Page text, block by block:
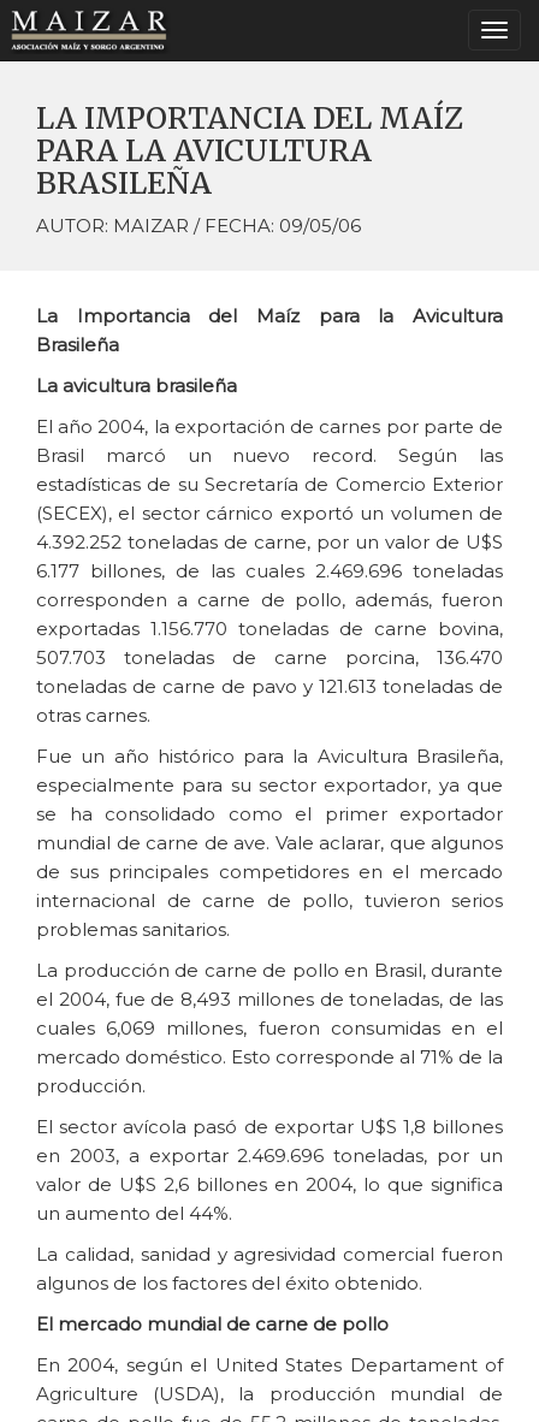
LA IMPORTANCIA DEL MAÍZ
PARA LA AVICULTURA
BRASILEÑA
AUTOR: MAIZAR / FECHA: 09/05/06
La Importancia del Maíz para la Avicultura
Brasileña
La avicultura brasileña
El año 2004, la exportación de carnes por parte de
Brasil marcó un nuevo record. Según las
estadísticas de su Secretaría de Comercio Exterior
(SECEX), el sector cárnico exportó un volumen de
4.392.252 toneladas de carne, por un valor de U$S
6.177 billones, de las cuales 2.469.696 toneladas
corresponden a carne de pollo, además, fueron
exportadas 1.156.770 toneladas de carne bovina,
507.703 toneladas de carne porcina, 136.470
toneladas de carne de pavo y 121.613 toneladas de
otras carnes.
Fue un año histórico para la Avicultura Brasileña,
especialmente para su sector exportador, ya que
se ha consolidado como el primer exportador
mundial de carne de ave. Vale aclarar, que algunos
de sus principales competidores en el mercado
internacional de carne de pollo, tuvieron serios
problemas sanitarios.
La producción de carne de pollo en Brasil, durante
el 2004, fue de 8,493 millones de toneladas, de las
cuales 6,069 millones, fueron consumidas en el
mercado doméstico. Esto corresponde al 71% de la
producción.
El sector avícola pasó de exportar U$S 1,8 billones
en 2003, a exportar 2.469.696 toneladas, por un
valor de U$S 2,6 billones en 2004, lo que significa
un aumento del 44%.
La calidad, sanidad y agresividad comercial fueron
algunos de los factores del éxito obtenido.
El mercado mundial de carne de pollo
En 2004, según el United States Departament of
Agriculture (USDA), la producción mundial de